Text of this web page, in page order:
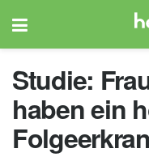
Studie:
haben ein